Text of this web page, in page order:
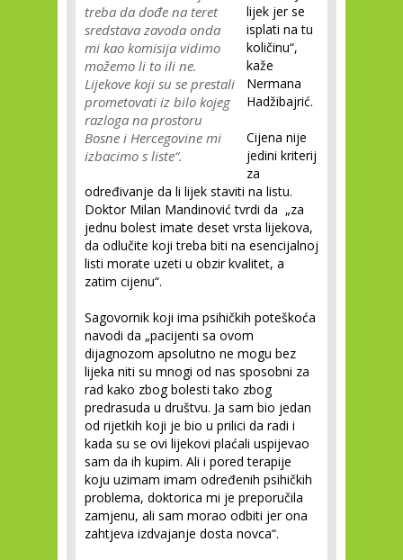
treba da dođe na teret
sredstava zavoda onda
mi kao komisija vidimo
možemo li to ili ne.
Lijekove koji su se prestali
prometovati iz bilo kojeg
razloga na prostoru
Bosne i Hercegovine mi
izbacimo s liste“.
lijek jer se
isplati na tu
količinu“,
kaže
Nermana
Hadžibajrić.
Cijena nije
jedini kriterij
za
određivanje da li lijek staviti na listu.
Doktor Milan Mandinović tvrdi da „za
jednu bolest imate deset vrsta lijekova,
da odlučite koji treba biti na esencijalnoj
listi morate uzeti u obzir kvalitet, a
zatim cijenu“.
Sagovornik koji ima psihičkih poteškoća
navodi da „pacijenti sa ovom
dijagnozom apsolutno ne mogu bez
lijeka niti su mnogi od nas sposobni za
rad kako zbog bolesti tako zbog
predrasuda u društvu. Ja sam bio jedan
od rijetkih koji je bio u prilici da radi i
kada su se ovi lijekovi plaćali uspijevao
sam da ih kupim. Ali i pored terapije
koju uzimam imam određenih psihičkih
problema, doktorica mi je preporučila
zamjenu, ali sam morao odbiti jer ona
zahtjeva izdvajanje dosta novca“.